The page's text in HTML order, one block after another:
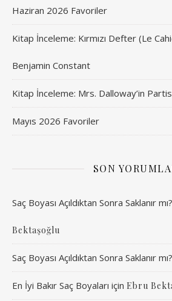
Haziran 2026 Favoriler
Kitap İnceleme: Kırmızı Defter (Le
Benjamin Constant
Kitap İnceleme: Mrs. Dalloway’in
Mayıs 2026 Favoriler
SON
Saç Boyası Açıldıktan Sonra Saklanır mı?
Bektaşoğlu
Saç Boyası Açıldıktan Sonra Saklanır mı?
En İyi Bakır Saç Boyaları için Ebru